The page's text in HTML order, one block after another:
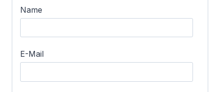
Name
E-Mail